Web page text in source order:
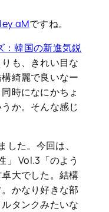
αMですね。
：韓国の新進気鋭
も、きれい目な
綺麗で良いなー
時になにかちょ
か。そんな感じ
した。今回は、
」 Vol.3「のよう
大でした。結構
かなり好きな部
タンクみたいな